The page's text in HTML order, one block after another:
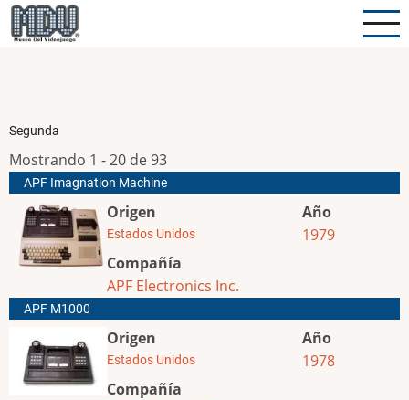
Pasar
al
Segunda
Mostrando 1 - 20 de 93
APF Imagnation Machine
Origen
Estados Unidos
Compañía
APF Electronics Inc.
Año
1979
APF M1000
Origen
Estados Unidos
Compañía
Año
1978